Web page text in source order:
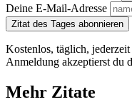
Deine E-Mail-Adresse
Zitat des Tages abonnieren
Kostenlos, täglich,
Anmeldung akzeptierst du
Mehr Zitate